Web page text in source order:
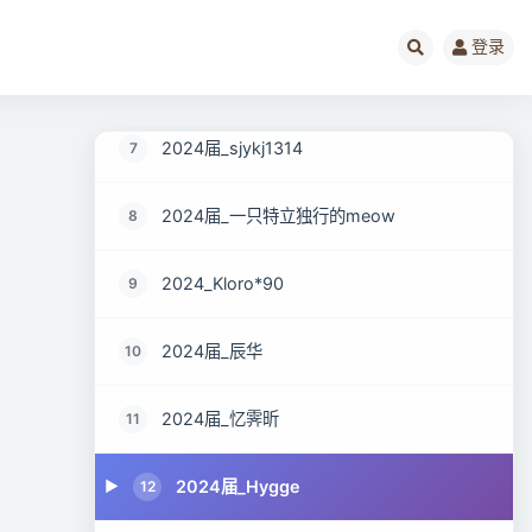
登录
7 2024届_sjykj1314
8 2024届_一只特立独行的meow
9 2024_Kloro*90
10 2024届_辰华
11 2024届_忆霁昕
12 2024届_Hygge